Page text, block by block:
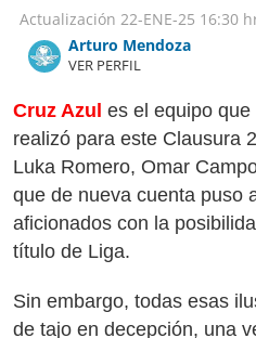
Actualización 22-ENE-25 16:30
Arturo Mendoza
VER PERFIL
Cruz Azul es el equipo
realizó para este Clausura
Luka Romero, Omar
que de nueva cuenta puso
aficionados con la
título de Liga.
Sin embargo, todas esas
de tajo en decepción, una